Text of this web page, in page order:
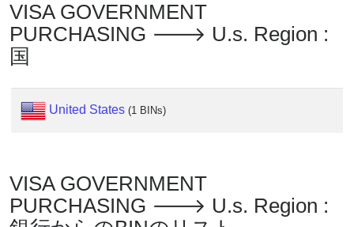
What
is
Address
Lookup
IP
BIN
VISA GOVERNMENT
PURCHASING 🡒 U.s. Region :
国
United States (1 BINs)
VISA GOVERNMENT
PURCHASING 🡒 U.s. Region :